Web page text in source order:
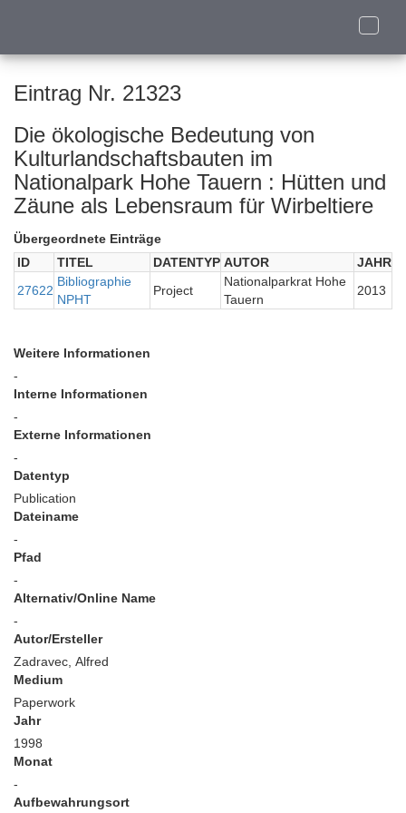
Toggle
Eintrag Nr. 21323
Die ökologische Bedeutung von
Kulturlandschaftsbauten im
Nationalpark Hohe Tauern : Hütten und
Zäune als Lebensraum für Wirbeltiere
Übergeordnete Einträge
ID
TITEL DATENTYP AUTOR
JAHR
27622
Bibliographie
NPHT
Project
Nationalparkrat Hohe
Tauern
2013
Weitere Informationen
-
Interne Informationen
-
Externe Informationen
-
Datentyp
Publication
Dateiname
-
Pfad
-
Alternativ/Online Name
-
Autor/Ersteller
Zadravec, Alfred
Medium
Paperwork
Jahr
1998
Monat
-
Aufbewahrungsort